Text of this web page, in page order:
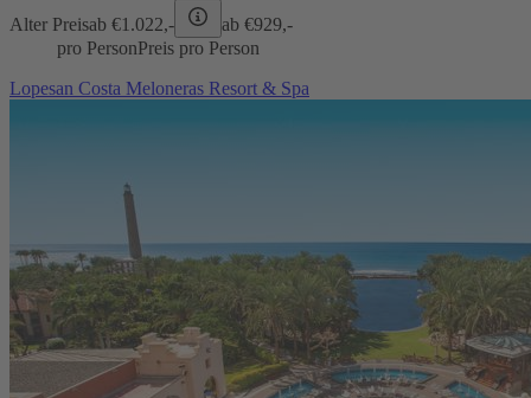
Alter Preisab €1.022,- ab €929,-
pro PersonPreis pro Person
Lopesan Costa Meloneras Resort & Spa